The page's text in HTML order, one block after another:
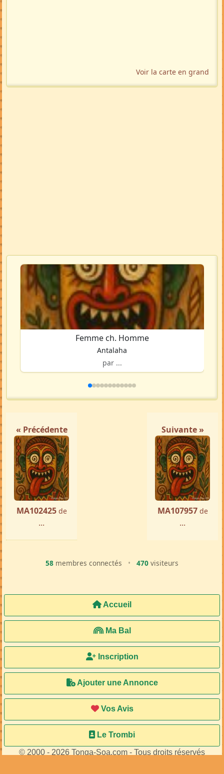
Voir la carte en grand
Femme ch. Homme
Antalaha
par ...
« Précédente
MA102425 de
...
Suivante »
MA107957 de
...
58 membres connectés • 470 visiteurs
Accueil
Ma Bal
Inscription
Ajouter une Annonce
Vos Avis
Le Trombi
© 2000 - 2026 Tonga-Soa.com - Tous droits réservés